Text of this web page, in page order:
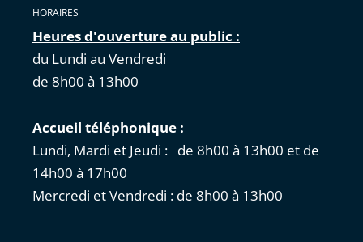
HORAIRES
Heures d'ouverture au public :
du Lundi au Vendredi
de 8h00 à 13h00
Accueil téléphonique :
Lundi, Mardi et Jeudi : de 8h00 à 13h00 et de
14h00 à 17h00
Mercredi et Vendredi : de 8h00 à 13h00